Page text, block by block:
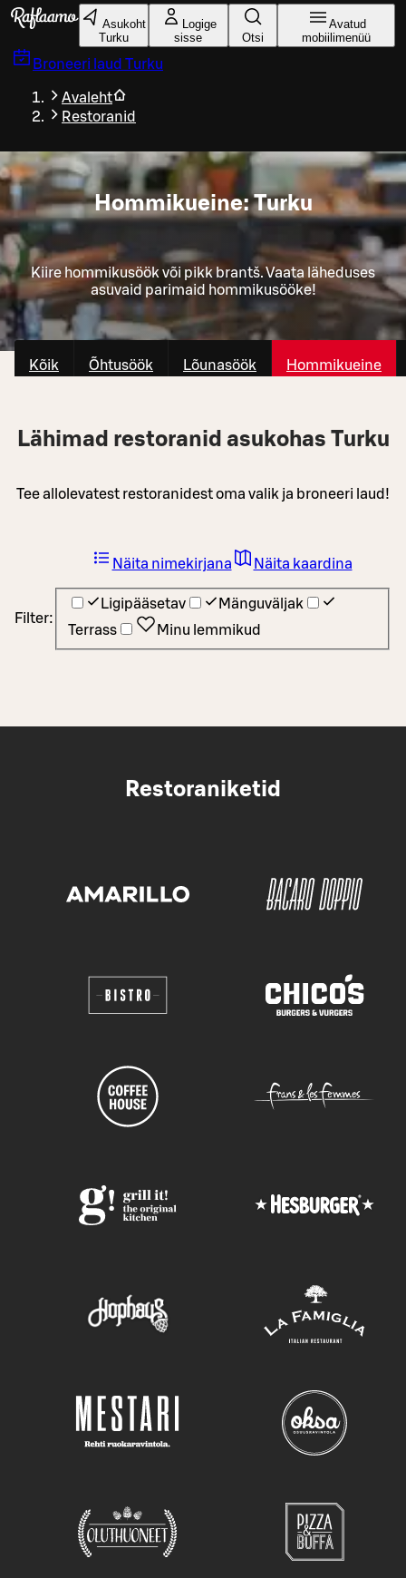
Liigu peamise sisu juurde
Asukoht
Turku
Logige
sisse
Otsi
Avatud
mobiilimenüü
Broneeri laud Turku
Avaleht
Restoranid
Hommikueine: Turku
Kiire hommikusöök või pikk brantš. Vaata läheduses
asuvaid parimaid hommikusööke!
Kõik Õhtusöök Lõunasöök Hommikueine
Lähimad restoranid asukohas Turku
Tee allolevatest restoranidest oma valik ja broneeri laud!
Filter:
Ligipääsetav
Mänguväljak
Terrass
Minu lemmikud
Näita nimekirjana Näita kaardina
Restoraniketid